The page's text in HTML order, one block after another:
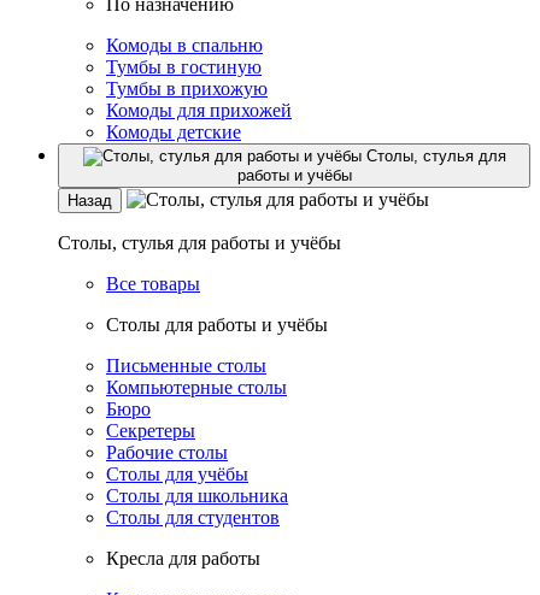
По назначению
Комоды в спальню
Тумбы в гостиную
Тумбы в прихожую
Комоды для прихожей
Комоды детские
Столы, стулья для
работы и учёбы
Назад
Столы, стулья для работы и учёбы
Все товары
Столы для работы и учёбы
Письменные столы
Компьютерные столы
Бюро
Секретеры
Рабочие столы
Столы для учёбы
Столы для школьника
Столы для студентов
Кресла для работы